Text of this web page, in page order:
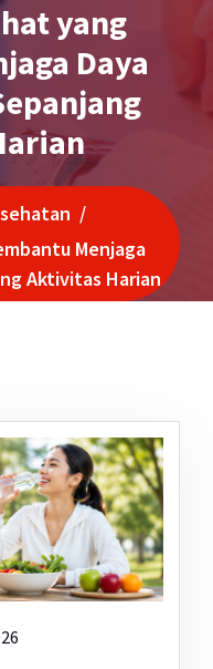
yang
Daya
/
Menjaga
Aktivitas Harian